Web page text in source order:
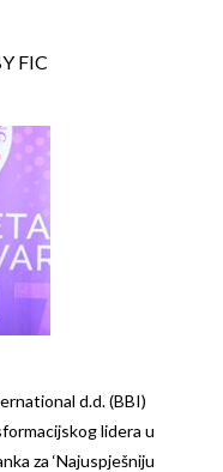
FIC
d.d. (BBI)
lidera u
za ‘Najuspješniju